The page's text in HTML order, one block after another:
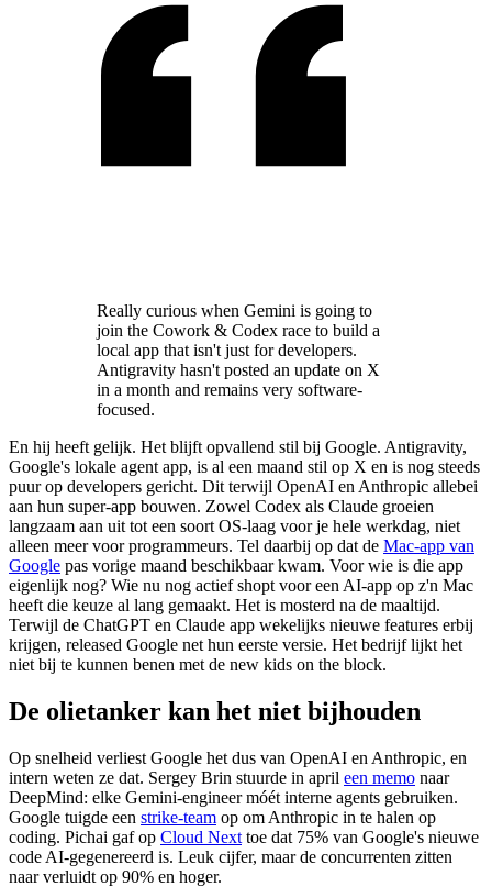
Really curious when Gemini is going to
join the Cowork & Codex race to build a
local app that isn't just for developers.
Antigravity hasn't posted an update on X
in a month and remains very software-
focused.
En hij heeft gelijk. Het blijft opvallend stil bij Google. Antigravity,
Google's lokale agent app, is al een maand stil op X en is nog steeds
puur op developers gericht. Dit terwijl OpenAI en Anthropic allebei
aan hun super-app bouwen. Zowel Codex als Claude groeien
langzaam aan uit tot een soort OS-laag voor je hele werkdag, niet
alleen meer voor programmeurs. Tel daarbij op dat de Mac-app van
Google pas vorige maand beschikbaar kwam. Voor wie is die app
eigenlijk nog? Wie nu nog actief shopt voor een AI-app op z'n Mac
heeft die keuze al lang gemaakt. Het is mosterd na de maaltijd.
Terwijl de ChatGPT en Claude app wekelijks nieuwe features erbij
krijgen, released Google net hun eerste versie. Het bedrijf lijkt het
niet bij te kunnen benen met de new kids on the block.
De olietanker kan het niet bijhouden
Op snelheid verliest Google het dus van OpenAI en Anthropic, en
intern weten ze dat. Sergey Brin stuurde in april een memo naar
DeepMind: elke Gemini-engineer móét interne agents gebruiken.
Google tuigde een strike-team op om Anthropic in te halen op
coding. Pichai gaf op Cloud Next toe dat 75% van Google's nieuwe
code AI-gegenereerd is. Leuk cijfer, maar de concurrenten zitten
naar verluidt op 90% en hoger.